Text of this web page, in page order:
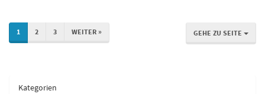
1 2 3 WEITER » GEHE ZU SEITE
Kategorien